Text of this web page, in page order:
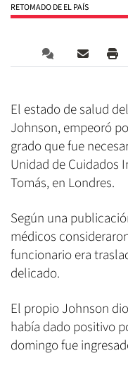
RETOMADO DE EL PAÍS
El estado de salud
Johnson, empeoró
grado que fue
Unidad de Cuidados
Tomás, en Londres.
Según una
médicos
funcionario era
delicado.
El propio Johnson
había dado positivo
domingo fue